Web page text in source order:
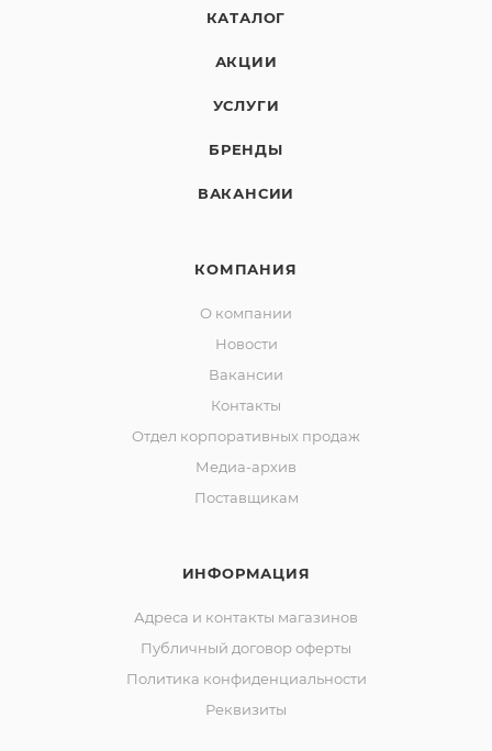
КАТАЛОГ
АКЦИИ
УСЛУГИ
БРЕНДЫ
ВАКАНСИИ
КОМПАНИЯ
О компании
Новости
Вакансии
Контакты
Отдел корпоративных продаж
Медиа-архив
Поставщикам
ИНФОРМАЦИЯ
Адреса и контакты магазинов
Публичный договор оферты
Политика конфиденциальности
Реквизиты